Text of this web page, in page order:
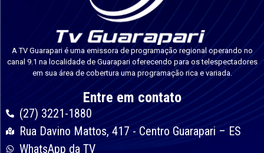
A TV Guarapari é uma emissora de programação regional operando no
canal 9.1 na localidade de Guarapari oferecendo para os telespectadores
em sua área de cobertura uma programação rica e variada.
Entre em contato
(27) 3221-1880
Rua Davino Mattos, 417 - Centro Guarapari – ES
WhatsApp da TV